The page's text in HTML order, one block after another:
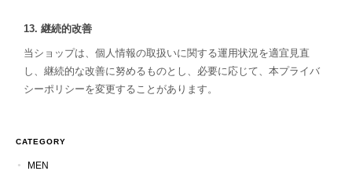
13. 継続的改善
当ショップは、個人情報の取扱いに関する運用状況を適宜見直
し、継続的な改善に努めるものとし、必要に応じて、本プライバ
シーポリシーを変更することがあります。
CATEGORY
MEN